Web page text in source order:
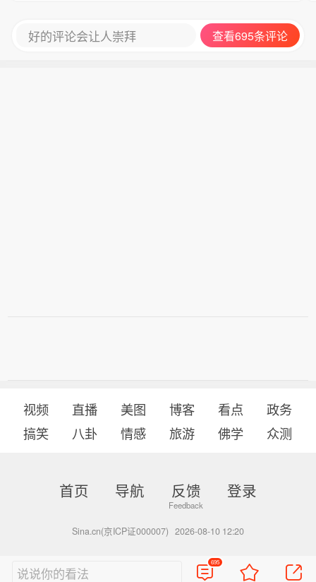
好的评论会让人崇拜 查看695条评论
视频 直播 美图 博客 看点
政务
搞笑
八卦 情感 旅游 佛学 众测
首页 导航 反馈 登录
Sina.cn(京ICP证000007) 2026-08-10 12:20
说说你的看法
695